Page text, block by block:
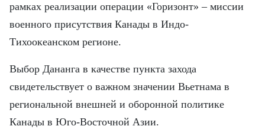
В МИРЕ
ВСТРЕЧИ - ДИАЛОГИ
ДОСЬЕ И МАТЕРИАЛЫ
О ГАЗЕТЕ «НЯНЗАН»
рамках реализации операции «Горизонт» – миссии
военного присутствия Канады в Индо-
Тихоокеанском регионе.
Выбор Дананга в качестве пункта захода
свидетельствует о важном значении Вьетнама в
региональной внешней и оборонной политике
Канады в Юго-Восточной Азии.